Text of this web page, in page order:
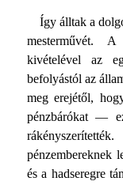
Így álltak a
mesterművét. A
kivételével az
befolyástól az
meg erejétől,
pénzbárókat —
pénzembereknek
és a hadseregre